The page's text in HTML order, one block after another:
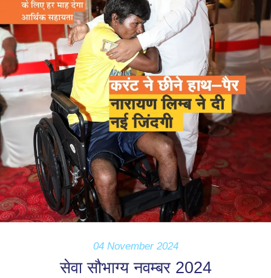
04 November 2024
सेवा सौभाग्य नवम्बर 2024